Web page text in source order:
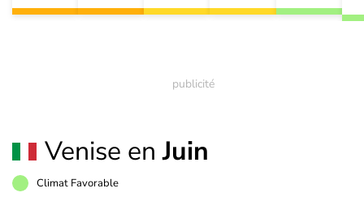
Venise enJuin
Climat Favorable